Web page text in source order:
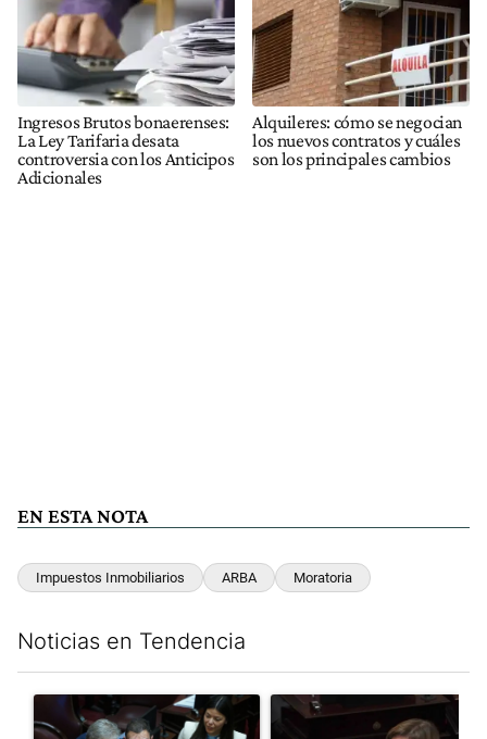
Ingresos Brutos bonaerenses:
La Ley Tarifaria desata
controversia con los Anticipos
Adicionales
Alquileres: cómo se negocian
los nuevos contratos y cuáles
son los principales cambios
EN ESTA NOTA
Impuestos Inmobiliarios ARBA Moratoria
Noticias en Tendencia
Un artículo de tendencia con el título "Encuesta, mientras el
Un artículo de tendencia